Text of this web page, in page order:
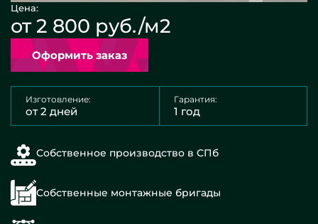
Цена:
от 2 800 руб./м2
Оформить заказ
Изготовление:
от 2 дней
Гарантия:
1 год
Собственное производство в СПб
Собственные монтажные бригады